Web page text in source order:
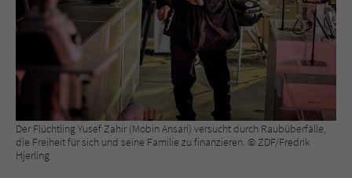
Der Flüchtling Yusef Zahir (Mobin Ansari) versucht durch Raubüberfälle,
die Freiheit für sich und seine Familie zu finanzieren. © ZDF/Fredrik
Hjerling